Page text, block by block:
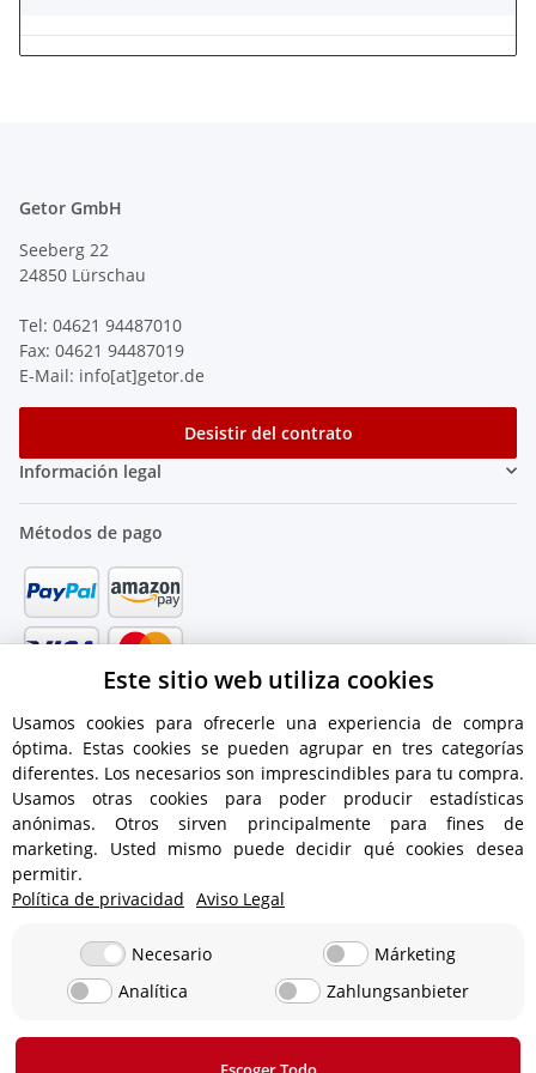
Getor GmbH
Seeberg 22
24850 Lürschau
Tel: 04621 94487010
Fax: 04621 94487019
E-Mail: info[at]getor.de
Desistir del contrato
Información legal
Métodos de pago
Información de envío
!
Este sitio web utiliza cookies
Usamos cookies para ofrecerle una experiencia de compra
óptima. Estas cookies se pueden agrupar en tres categorías
diferentes. Los necesarios son imprescindibles para tu compra.
Usamos otras cookies para poder producir estadísticas
anónimas. Otros sirven principalmente para fines de
marketing. Usted mismo puede decidir qué cookies desea
permitir.
Política de privacidad Aviso Legal
Necesario
Márketing
Analítica
Zahlungsanbieter